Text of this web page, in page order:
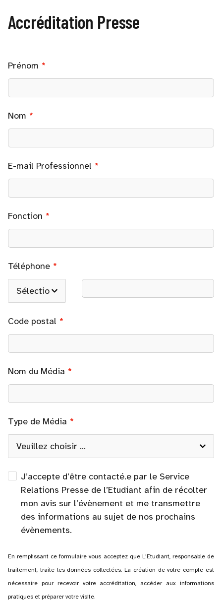
Accréditation Presse
Prénom
Nom
E-mail Professionnel
Fonction
Téléphone
Code postal
Nom du Média
Type de Média
J’accepte d’être contacté.e par le Service
Relations Presse de l’Etudiant afin de récolter
mon avis sur l’évènement et me transmettre
des informations au sujet de nos prochains
évènements.
En remplissant ce formulaire vous acceptez que L'Etudiant, responsable de
traitement, traite les données collectées. La création de votre compte est
nécessaire pour recevoir votre accréditation, accéder aux informations
pratiques et préparer votre visite.